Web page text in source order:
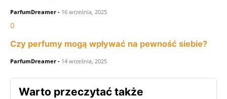
ParfumDreamer - 16 września, 2025
0
Czy perfumy mogą wpływać na pewność siebie?
ParfumDreamer - 14 września, 2025
Warto przeczytać także